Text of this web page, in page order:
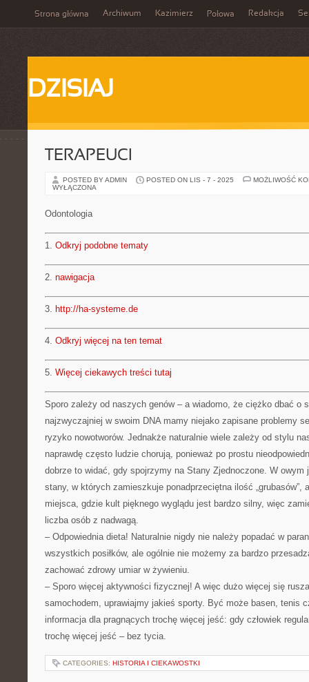
Strona główna Archiwum Kazimierz Połowa Redakcja
DZISIAJ
TERAPEUCI
POSTED BY ADMIN POSTED ON LIS - 7 - 2025
MOŻLIWOŚĆ
WYŁĄCZONA
Odontologia
1. Odkryj podobne tematy
2. nawigacja
3. http://ha-systeme.de
4. Odkryj więcej na ten temat
5. Więcej ciekawych treści tutaj
Sporo zależy od naszych genów – a wiadomo, że ciężko dbać o
najzwyczajniej w swoim DNA mamy niejako zapisane problemy
ryzyko nowotworów. Jednakże naturalnie wiele zależy od stylu
naprawdę często ludzie chorują, ponieważ po prostu
dobrze to widać, gdy spojrzymy na Stany Zjednoczone. W owym
stany, w których zamieszkuje ponadprzeciętna ilość „grubasów”,
miejsca, gdzie kult pięknego wyglądu jest bardzo silny, więc
liczba osób z nadwagą.
– Odpowiednia dieta! Naturalnie nigdy nie należy popadać w
wszystkich posiłków, ale ogólnie nie możemy za bardzo
zachować zdrowy umiar w żywieniu.
– Sporo więcej aktywności fizycznej! A więc dużo więcej się
samochodem, uprawiajmy jakieś sporty. Być może basen, tenis
informacja dla pragnących trochę więcej jeść: gdy człowiek
trochę więcej jeść – bez tycia.
CATEGORIES: HISTORIA I CIEKAWOSTKI